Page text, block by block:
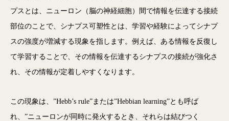
プスとは、ニューロン（脳の神経細胞）間で情報を伝達する接続
部位のことで、シナプス可塑性とは、学習や経験によってシナプ
スの強度が増減する現象を指します。例えば、ある情報を反復し
て学習することで、その情報を伝達するシナプスの接続が強化さ
れ、その情報が定着しやすくなります。
この現象は、”Hebb’s rule”または”Hebbian learning”とも呼ば
れ、”ニューロンが同時に発火するとき、それらは結びつく